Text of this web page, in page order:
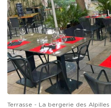
Terrasse - La bergerie des Alpilles